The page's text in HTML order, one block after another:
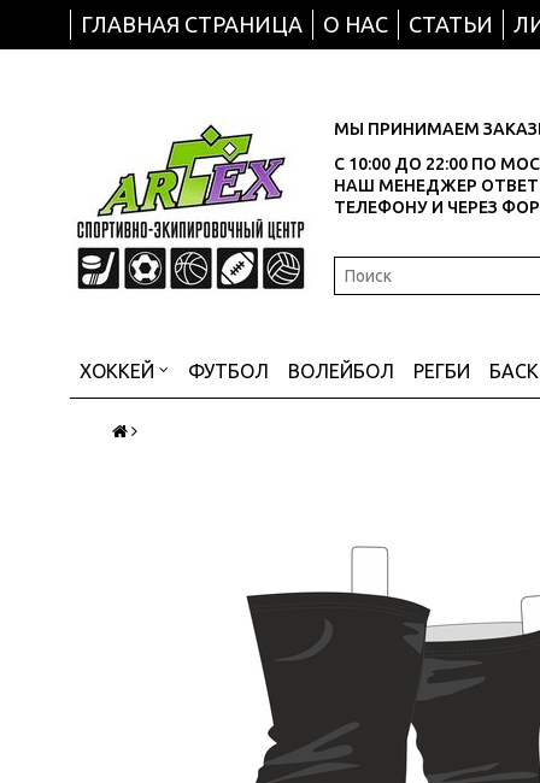
ГЛАВНАЯ СТРАНИЦА О НАС СТАТЬИ
МЫ ПРИНИМАЕМ
С 10:00 ДО 22:00 ПО
НАШ МЕНЕДЖЕР
ТЕЛЕФОНУ И ЧЕРЕЗ
ХОККЕЙ ФУТБОЛ ВОЛЕЙБОЛ РЕГБИ